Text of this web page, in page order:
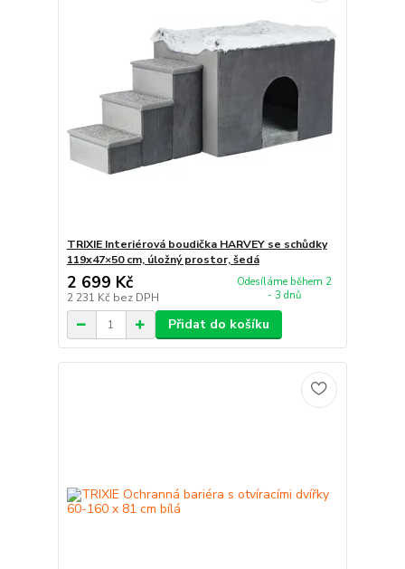
TRIXIE Interiérová boudička HARVEY se schůdky
119x47×50 cm, úložný prostor, šedá
2 699 Kč
2 231 Kč bez DPH
Odesíláme během 2
- 3 dnů
Přidat do košíku